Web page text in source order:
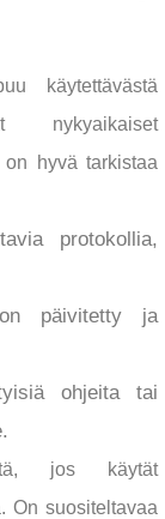
käytettävästä
nykyaikaiset
on hyvä tarkistaa
protokollia,
päivitetty ja
ohjeita tai
jos käytät
On suositeltavaa